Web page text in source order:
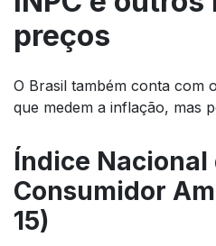
preços
O Brasil também conta com
que medem a inflação, mas
Índice Nacional
Consumidor
15)